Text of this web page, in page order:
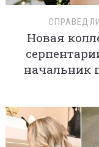
Новая
начальник